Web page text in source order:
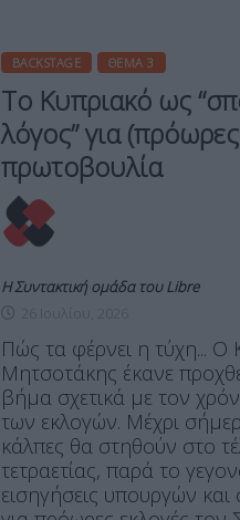
BACKSTAGE ΘΈΜΑ 3
Το Κυπριακό ως
λόγος” για
πρωτοβουλία
Η Συντακτική ομάδα του Libre
Πώς τα φέρνει η τύχη... Ο
Μητσοτάκης έκανε
βήμα σχετικά με τον
των εκλογών. Μέχρι
κάλπες θα στηθούν στο
τετραετίας, παρά το
εισηγήσεις υπουργών